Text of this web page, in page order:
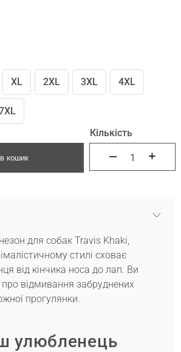
XL 2XL 3XL 4XL
Кількість
– +
кошик
для собак Travis Khaki,
стилі сховає
від кінчика носа до лап. Ви
відмивання забруднених
прогулянки.
улюбленець